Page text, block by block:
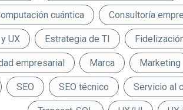
cuántica Consultoría
UX Estrategia de TI
empresarial Marca Marketing
SEO SEO técnico Servicio al